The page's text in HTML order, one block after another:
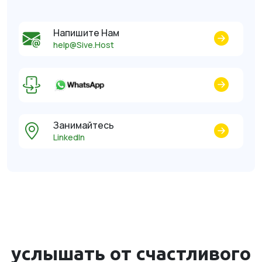
Напишите Нам
help@Sive.Host
Занимайтесь
LinkedIn
услышать от счастливого